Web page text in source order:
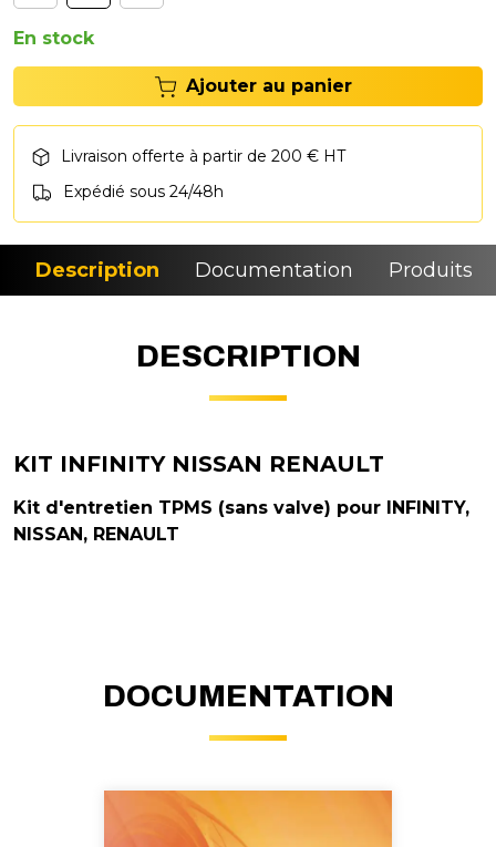
En stock
Ajouter au panier
Livraison offerte à partir de 200 € HT
Expédié sous 24/48h
Description Documentation Produits
DESCRIPTION
KIT INFINITY NISSAN RENAULT
Kit d'entretien TPMS (sans valve) pour INFINITY,
NISSAN, RENAULT
DOCUMENTATION